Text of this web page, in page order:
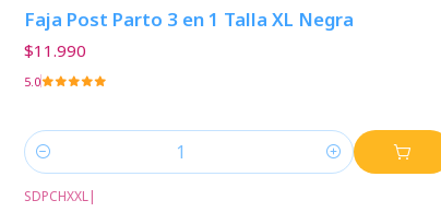
Faja Post Parto 3 en 1 Talla XL Negra
$11.990
5.0
Cantidad
SDPCHXXL|